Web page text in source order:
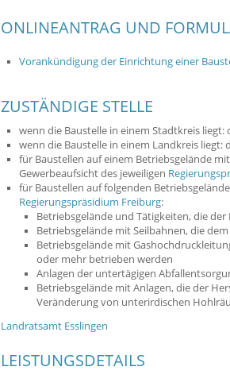
ONLINEANTRAG UND
Vorankündigung der Einrichtung einer
ZUSTÄNDIGE STELLE
wenn die Baustelle in einem Stadtkreis
wenn die Baustelle in einem Landkreis
für Baustellen auf einem Betriebsgelände
Gewerbeaufsicht des jeweiligen
für Baustellen auf folgenden
Regierungspräsidium Freiburg:
Betriebsgelände und Tätigkeiten, die
Betriebsgelände mit Seilbahnen, die
Betriebsgelände mit
oder mehr betrieben werden
Anlagen der untertägigen
Betriebsgelände mit Anlagen, die der
Veränderung von unterirdischen
Landratsamt Esslingen
LEISTUNGSDETAILS